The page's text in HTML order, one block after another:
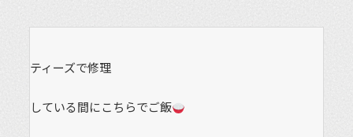
ティーズで修理
している間にこちらでご飯